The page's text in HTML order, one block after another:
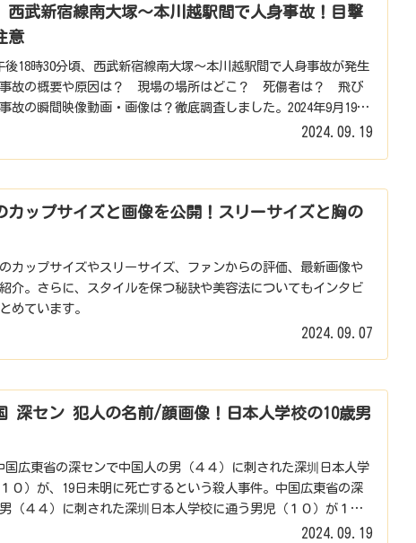
西武新宿線南大塚～本川越駅間で人身事故！目撃
意
後18時30分頃、西武新宿線南大塚～本川越駅間で人身事故が発生
事故の概要や原因は？ 現場の場所はどこ？ 死傷者は？ 飛び
故の瞬間映像動画・画像は？徹底調査しました。2024年9月19
2024.09.19
カップサイズと画像を公開！スリーサイズと胸の
カップサイズやスリーサイズ、ファンからの評価、最新画像や
介。さらに、スタイルを保つ秘訣や美容法についてもインタビ
めています。
2024.09.07
深セン 犯人の名前/顔画像！日本人学校の10歳男
国広東省の深センで中国人の男（４４）に刺された深圳日本人学
０）が、19日未明に死亡するという殺人事件。中国広東省の深
（４４）に刺された深圳日本人学校に通う男児（１０）が１９
2024.09.19